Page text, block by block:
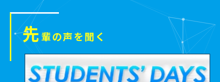
先輩の声を聞く